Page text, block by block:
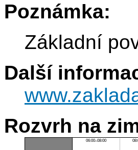
Poznámka:
Základní
Další
Rozvrh na
06:00–08:00